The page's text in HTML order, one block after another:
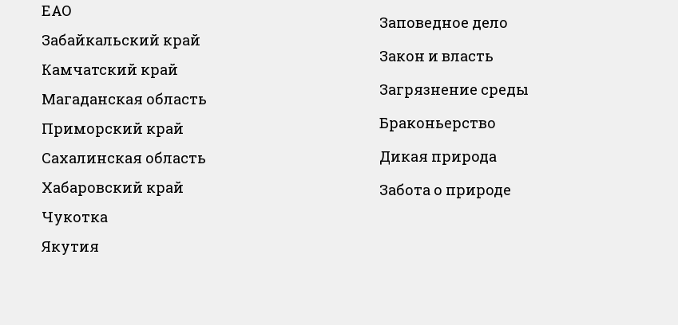
ЕАО
Забайкальский край
Камчатский край
Магаданская область
Приморский край
Сахалинская область
Хабаровский край
Чукотка
Якутия
Заповедное дело
Закон и власть
Загрязнение среды
Браконьерство
Дикая природа
Забота о природе